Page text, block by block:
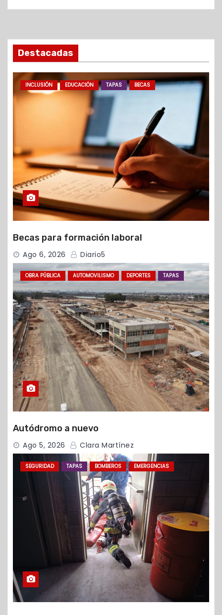
Destacadas
INCLUSIÓN EDUCACIÓN TAPAS BECAS
Becas para formación laboral
Ago 6, 2026 Diario5
OBRA PÚBLICA AUTOMOVILISMO DEPORTES TAPAS
Autódromo a nuevo
Ago 5, 2026 Clara Martínez
SEGURIDAD TAPAS BOMBEROS EMERGENCIAS